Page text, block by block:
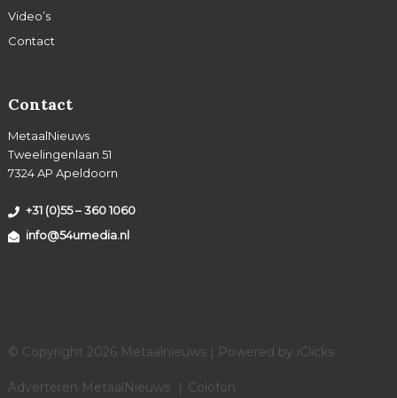
Video’s
Contact
Contact
MetaalNieuws
Tweelingenlaan 51
7324 AP Apeldoorn
+31 (0)55 – 360 1060
info@54umedia.nl
© Copyright 2026 Metaalnieuws | Powered by iClicks
Adverteren MetaalNieuws Colofon